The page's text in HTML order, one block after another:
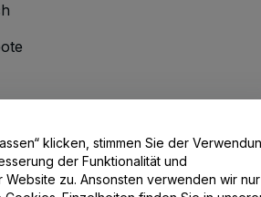
Kontakt
klicken, stimmen Sie der
der Funktionalität und
verwenden wir nur